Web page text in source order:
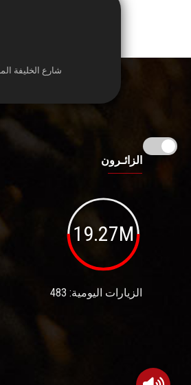
شارع الخليفة
الزائـرون
19.27M
الزيارات اليومية: 483